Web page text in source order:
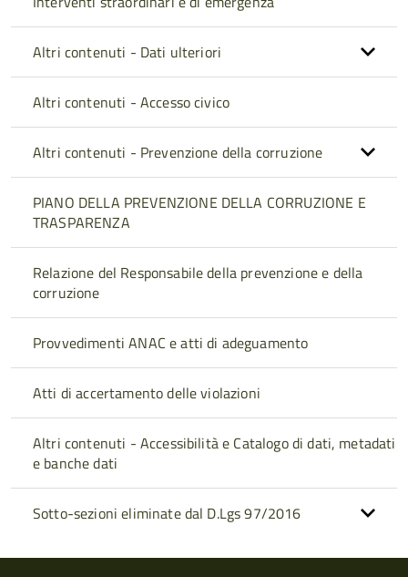
Altri contenuti - Dati ulteriori
Altri contenuti - Accesso civico
Altri contenuti - Prevenzione della corruzione
PIANO DELLA PREVENZIONE DELLA CORRUZIONE E
TRASPARENZA
Relazione del Responsabile della prevenzione e della
corruzione
Provvedimenti ANAC e atti di adeguamento
Atti di accertamento delle violazioni
Altri contenuti - Accessibilità e Catalogo di dati, metadati
e banche dati
Sotto-sezioni eliminate dal D.Lgs 97/2016